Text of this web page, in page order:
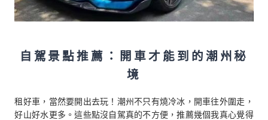
自駕景點推薦：開車才能到的潮州秘
境
租好車，當然要開出去玩！潮州不只有燒冷冰，開車往外圍走，
好山好水更多。這些點沒自駕真的不方便，推薦幾個我真心覺得